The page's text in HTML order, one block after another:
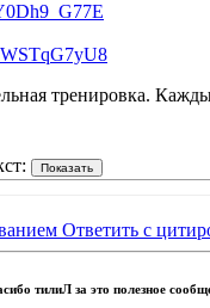
тренировка.
Ответить с
тилиЛ за это полезное